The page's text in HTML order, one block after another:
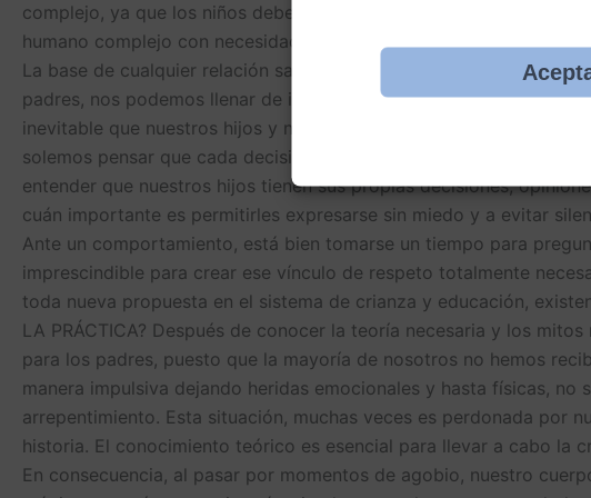
complejo, ya que los niños deben aprender y entender que su
humano complejo con necesidades diferentes y ajenas. Tenemos
La base de cualquier relación saludable es demostrar, en cada
padres, nos podemos llenar de ilusiones y expectativas de cómo
inevitable que nuestros hijos y nosotros, como figuras de
solemos pensar que cada decisión que tomamos por nuestros
entender que nuestros hijos tienen sus propias decisiones,
cuán importante es permitirles expresarse sin miedo y a evitar
Ante un comportamiento, está bien tomarse un tiempo para
imprescindible para crear ese vínculo de respeto totalmente
toda nueva propuesta en el sistema de crianza y educación,
LA PRÁCTICA? Después de conocer la teoría necesaria y los
para los padres, puesto que la mayoría de nosotros no hemos
manera impulsiva dejando heridas emocionales y hasta físicas,
arrepentimiento. Esta situación, muchas veces es perdonada por
historia. El conocimiento teórico es esencial para llevar a cabo la
En consecuencia, al pasar por momentos de agobio, nuestro